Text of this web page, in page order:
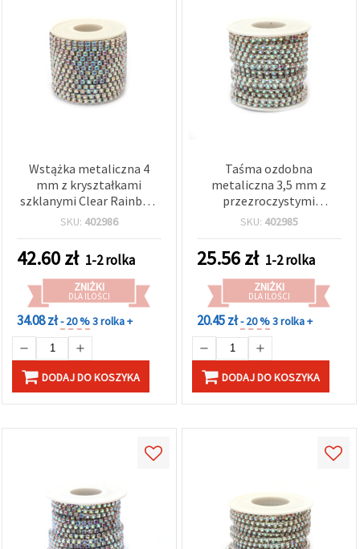
Wstążka metaliczna 4
mm z kryształkami
szklanymi Clear Rainbow
SS18 – 9 m
SKU: 402986
42.60zł 1-2 rolka
ZNIŻKI
DLA ILOŚCI
34.08 zł- 20 %3 rolka +
DODAJ DO KOSZYKA
Taśma ozdobna
metaliczna 3,5 mm z
przezroczystymi
szklanymi kryształkami
do rękodzieła i zdobienia
biżuterii
SKU: 402985
25.56zł 1-2 rolka
ZNIŻKI
DLA ILOŚCI
20.45 zł- 20 %3 rolka +
DODAJ DO KOSZYKA